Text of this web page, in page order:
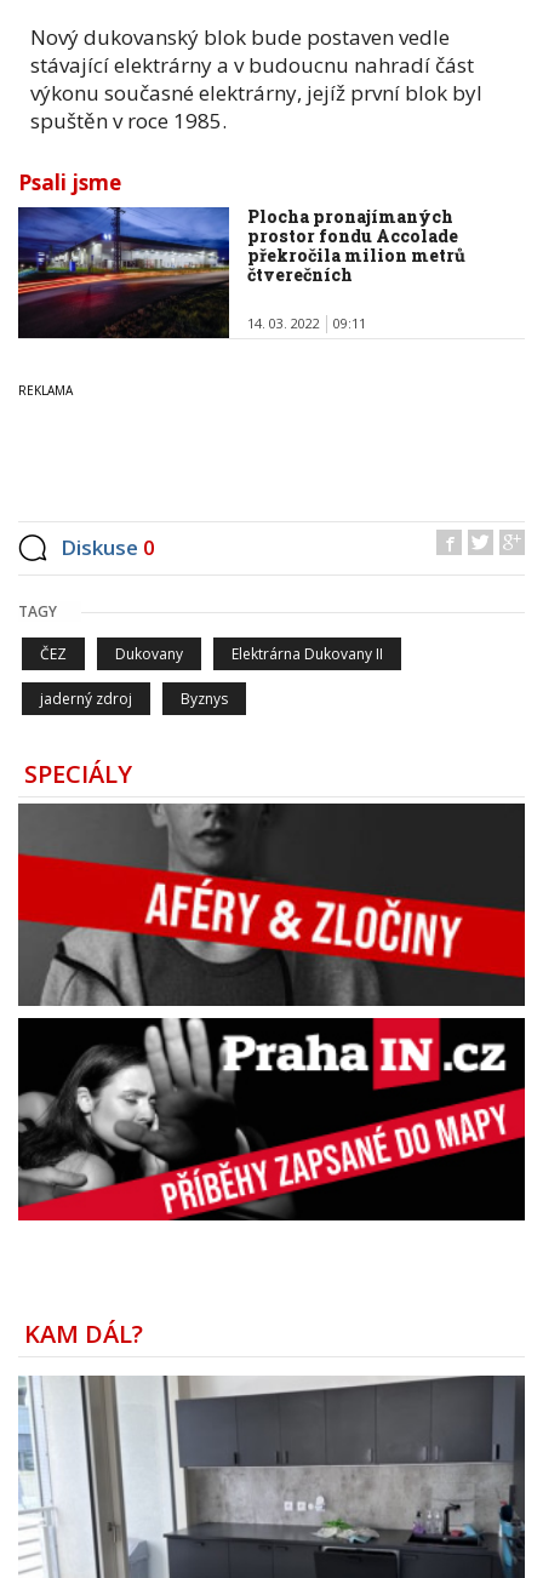
Nový dukovanský blok bude postaven vedle
stávající elektrárny a v budoucnu nahradí část
výkonu současné elektrárny, jejíž první blok byl
spuštěn v roce 1985.
Psali jsme
Plocha pronajímaných
prostor fondu Accolade
překročila milion metrů
čtverečních
14. 03. 2022 09:11
Diskuse 0
TAGY
ČEZ Dukovany Elektrárna Dukovany II
jaderný zdroj Byznys
SPECIÁLY
KAM DÁL?